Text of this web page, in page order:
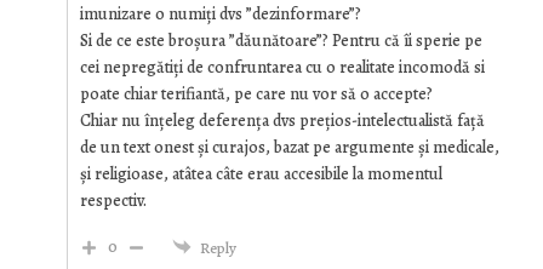
imunizare o numiți dvs ”dezinformare”?
Si de ce este broșura ”dăunătoare”? Pentru că îi sperie pe
cei nepregătiți de confruntarea cu o realitate incomodă si
poate chiar terifiantă, pe care nu vor să o accepte?
Chiar nu înțeleg deferența dvs prețios-intelectualistă față
de un text onest și curajos, bazat pe argumente și medicale,
și religioase, atâtea câte erau accesibile la momentul
respectiv.
0
Reply